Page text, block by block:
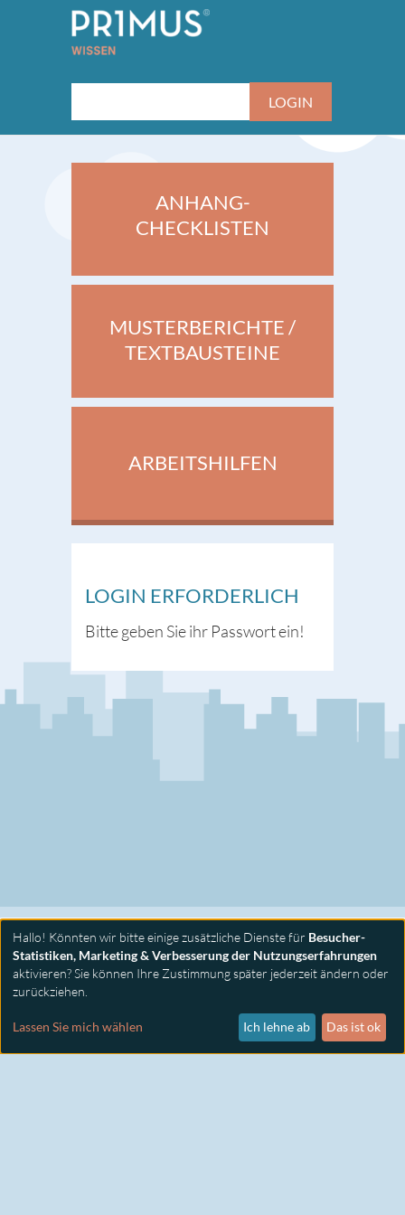
ANHANG-
CHECKLISTEN
MUSTERBERICHTE /
TEXTBAUSTEINE
ARBEITSHILFEN
LOGIN ERFORDERLICH
Bitte geben Sie ihr Passwort ein!
KONTAKT
Hallo! Könnten wir bitte einige zusätzliche Dienste für Besucher-
Statistiken, Marketing & Verbesserung der Nutzungserfahrungen
aktivieren? Sie können Ihre Zustimmung später jederzeit ändern oder
zurückziehen.
Lassen Sie mich wählen Ich lehne ab Das ist ok